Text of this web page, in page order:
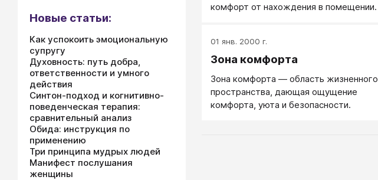
комфорт от нахождения в помещении.
01 янв. 2000 г.
Зона комфорта
Зона комфорта — область жизненного
пространства, дающая ощущение
комфорта, уюта и безопасности.
Новые статьи:
Как успокоить эмоциональную
супругу
Духовность: путь добра,
ответственности и умного
действия
Синтон-подход и когнитивно-
поведенческая терапия:
сравнительный анализ
Обида: инструкция по
применению
Три принципа мудрых людей
Манифест послушания
женщины